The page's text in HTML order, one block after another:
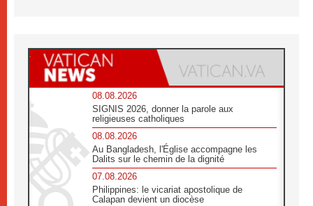
08.08.2026
SIGNIS 2026, donner la parole aux
religieuses catholiques
08.08.2026
Au Bangladesh, l'Église accompagne les
Dalits sur le chemin de la dignité
07.08.2026
Philippines: le vicariat apostolique de
Calapan devient un diocèse